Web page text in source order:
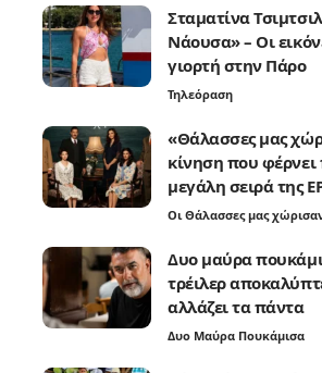
Σταματίνα
Νάουσα» – Οι
γιορτή στην Πάρο
Τηλεόραση
«Θάλασσες μας
κίνηση που φέρνει
μεγάλη σειρά της
Οι Θάλασσες μας
Δυο μαύρα
τρέιλερ
αλλάζει τα πάντα
Δυο Μαύρα Πουκάμισα